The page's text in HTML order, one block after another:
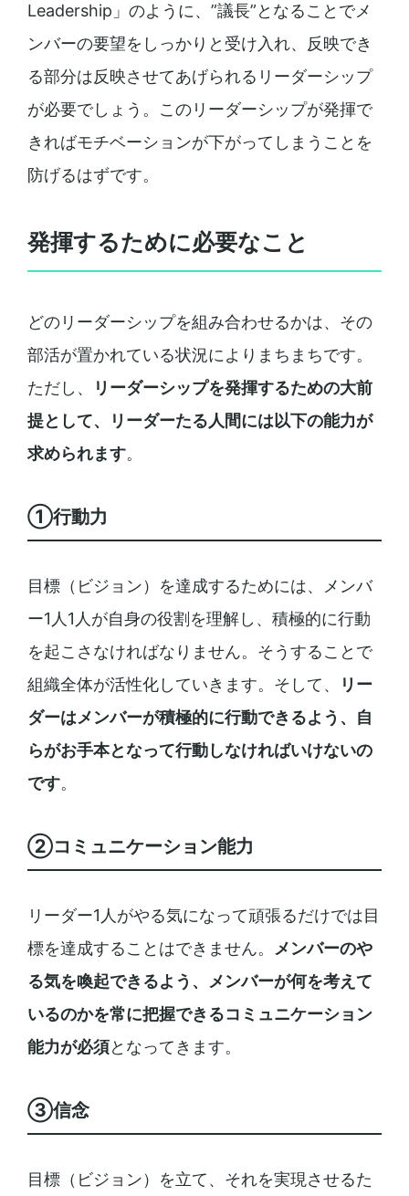
Leadership」のように、”議長”となることでメ
ンバーの要望をしっかりと受け入れ、反映でき
る部分は反映させてあげられるリーダーシップ
が必要でしょう。このリーダーシップが発揮で
きればモチベーションが下がってしまうことを
防げるはずです。
発揮するために必要なこと
どのリーダーシップを組み合わせるかは、その
部活が置かれている状況によりまちまちです。
ただし、
リーダーシップを発揮するための大前
提として、リーダーたる人間には以下の能力が
求められます。
①行動力
目標（ビジョン）を達成するためには、メンバ
ー1人1人が自身の役割を理解し、積極的に行動
を起こさなければなりません。そうすることで
組織全体が活性化していきます。そして、
リー
ダーはメンバーが積極的に行動できるよう、自
らがお手本となって行動しなければいけないの
です。
②コミュニケーション能力
リーダー1人がやる気になって頑張るだけでは目
標を達成することはできません。
メンバーのや
る気を喚起できるよう、メンバーが何を考えて
いるのかを常に把握できるコミュニケーション
能力が必須となってきます。
③信念
目標（ビジョン）を立て、それを実現させるた